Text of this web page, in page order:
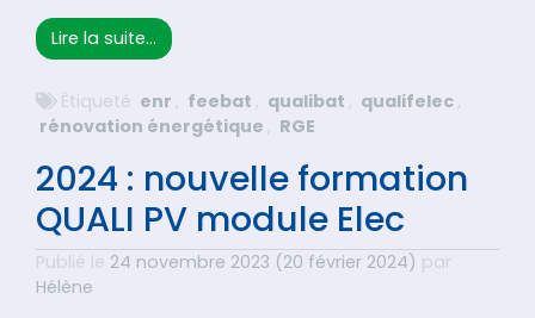
Lire la suite… from RGE et Rénovation Énergétique :
Étiqueté enr , feebat , qualibat , qualifelec ,
rénovation énergétique , RGE
2024 : nouvelle formation
QUALI PV module Elec
Publié le 24 novembre 2023 (20 février 2024) par
Hélène